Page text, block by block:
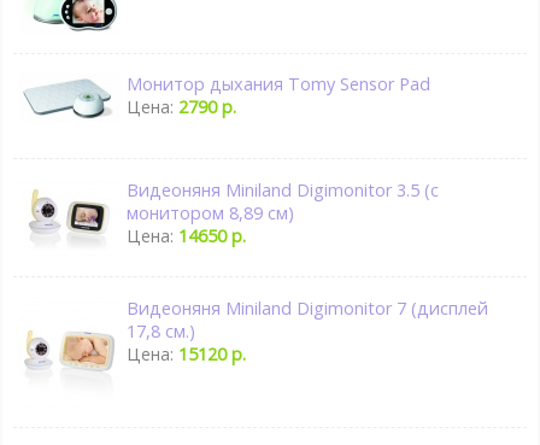
Монитор дыхания Tomy Sensor Pad
Цена: 2790 р.
Видеоняня Miniland Digimonitor 3.5 (с
монитором 8,89 см)
Цена: 14650 р.
Видеоняня Miniland Digimonitor 7 (дисплей
17,8 см.)
Цена: 15120 р.